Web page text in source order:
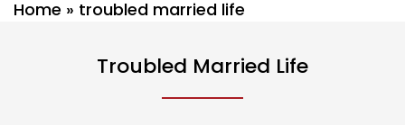
Home » troubled married life
Troubled Married Life